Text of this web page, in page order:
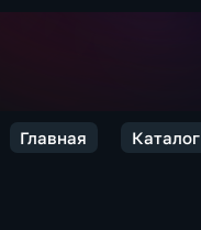
Главная Каталог